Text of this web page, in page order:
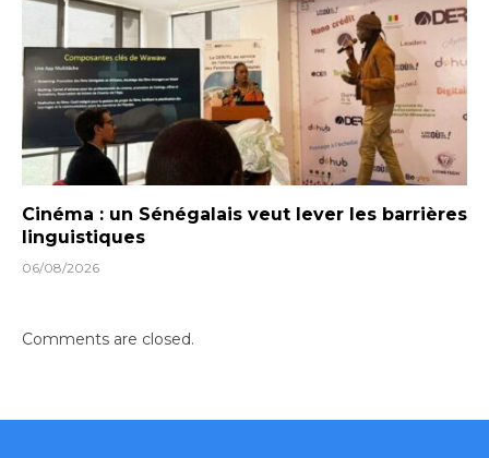
Cinéma : un Sénégalais veut lever les barrières
linguistiques
06/08/2026
Comments are closed.